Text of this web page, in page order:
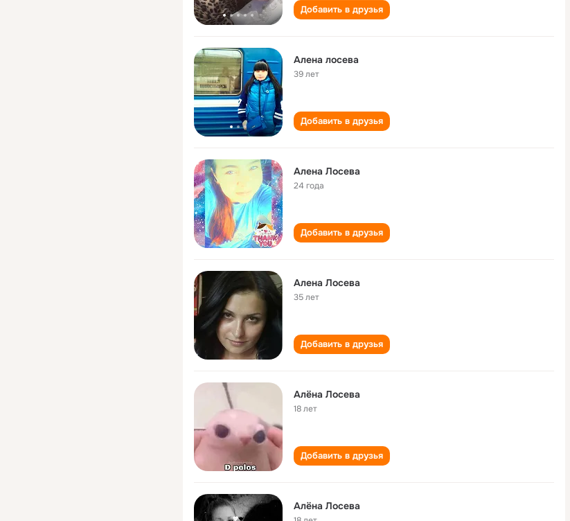
Добавить в друзья
Алена лосева
39 лет
Добавить в друзья
Алена Лосева
24 года
Добавить в друзья
Алена Лосева
35 лет
Добавить в друзья
Алёна Лосева
18 лет
Добавить в друзья
Алёна Лосева